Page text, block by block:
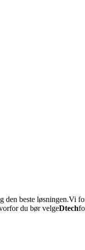
beste løsningen.Vi
du bør velgeDtech